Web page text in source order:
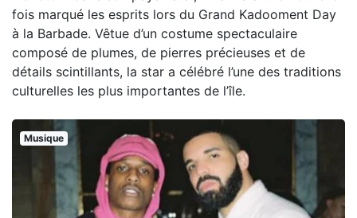
fois marqué les esprits lors du Grand Kadooment Day
à la Barbade. Vêtue d’un costume spectaculaire
composé de plumes, de pierres précieuses et de
détails scintillants, la star a célébré l’une des traditions
culturelles les plus importantes de l’île.
Musique